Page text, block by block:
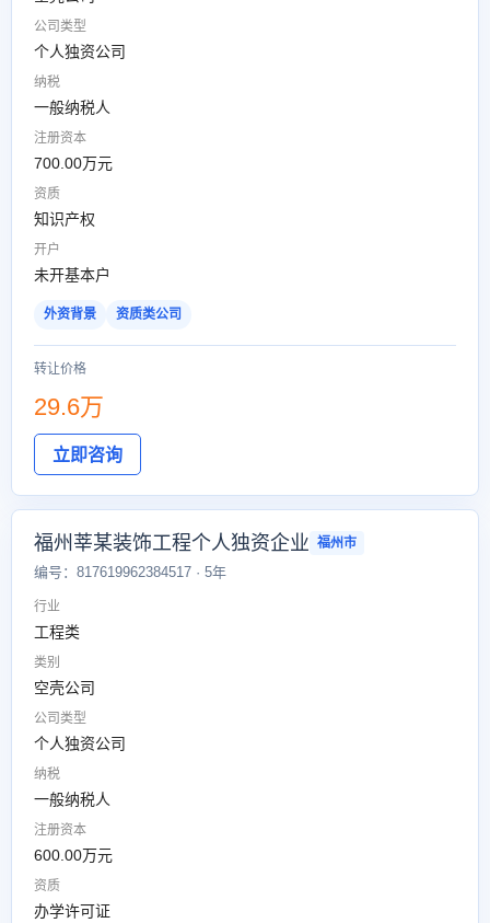
公司类型
个人独资公司
纳税
一般纳税人
注册资本
700.00万元
资质
知识产权
开户
未开基本户
外资背景 资质类公司
转让价格
29.6万
立即咨询
福州莘某装饰工程个人独资企业 福州市
编号：817619962384517 · 5年
行业
工程类
类别
空壳公司
公司类型
个人独资公司
纳税
一般纳税人
注册资本
600.00万元
资质
办学许可证